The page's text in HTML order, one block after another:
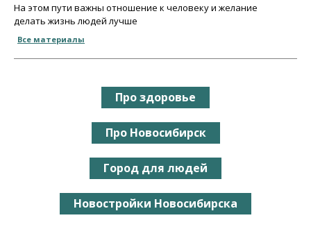
На этом пути важны отношение к человеку и желание
делать жизнь людей лучше
Все материалы
Про здоровье
Про Новосибирск
Город для людей
Новостройки Новосибирска